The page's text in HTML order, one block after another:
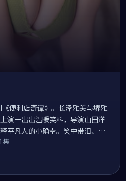
便利店奇谭》。长泽雅美与堺雅
演一出出温暖笑料，导演山田洋
平凡人的小确幸。笑中带泪、暖
最佳治愈良药。
集